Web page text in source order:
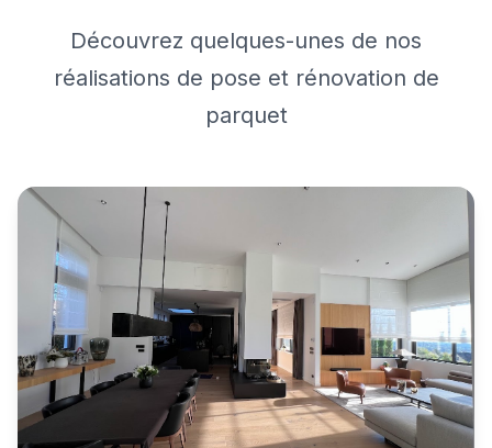
Découvrez quelques-unes de nos
réalisations de pose et rénovation de
parquet